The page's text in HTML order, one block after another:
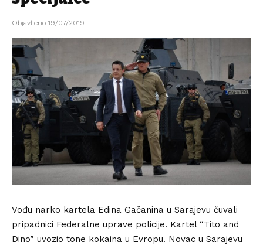
Objavljeno 19/07/2019
Vođu narko kartela Edina Gačanina u Sarajevu čuvali
pripadnici Federalne uprave policije. Kartel “Tito and
Dino” uvozio tone kokaina u Evropu. Novac u Sarajevu